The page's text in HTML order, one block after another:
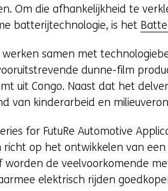
Om die afhankelijkheid te
batterijtechnologie, is het
werken samen met
dunne-film
uit Congo. Naast dat het
van kinderarbeid en
for FutuRe Automotive
op het ontwikkelen van
de veelvoorkomende
elektrisch rijden